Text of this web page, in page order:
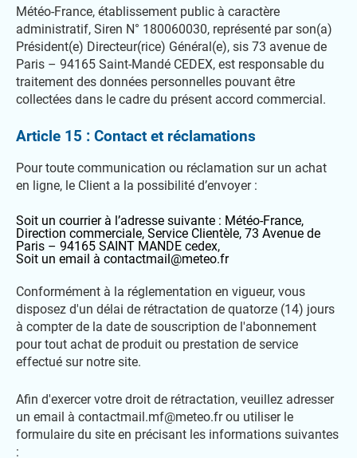
Météo-France, établissement public à caractère
administratif, Siren N° 180060030, représenté par son(a)
Président(e) Directeur(rice) Général(e), sis 73 avenue de
Paris – 94165 Saint-Mandé CEDEX, est responsable du
traitement des données personnelles pouvant être
collectées dans le cadre du présent accord commercial.
Article 15 : Contact et réclamations
Pour toute communication ou réclamation sur un achat
en ligne, le Client a la possibilité d’envoyer :
Soit un courrier à l’adresse suivante : Météo-France,
Direction commerciale, Service Clientèle, 73 Avenue de
Paris – 94165 SAINT MANDE cedex,
Soit un email à contactmail@meteo.fr
Conformément à la réglementation en vigueur, vous
disposez d'un délai de rétractation de quatorze (14) jours
à compter de la date de souscription de l'abonnement
pour tout achat de produit ou prestation de service
effectué sur notre site.
Afin d'exercer votre droit de rétractation, veuillez adresser
un email à contactmail.mf@meteo.fr ou utiliser le
formulaire du site en précisant les informations suivantes
: